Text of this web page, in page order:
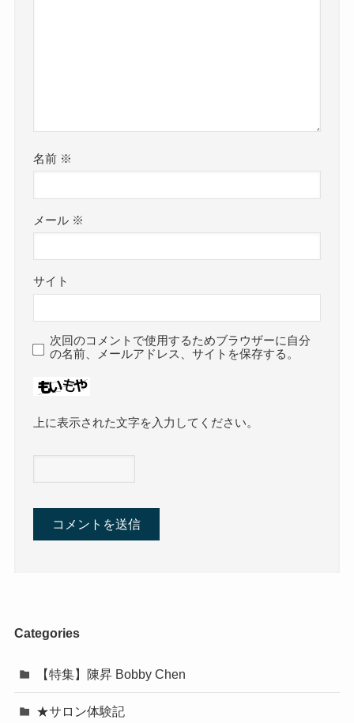
名前 ※
メール ※
サイト
次回のコメントで使用するためブラウザーに自分
の名前、メールアドレス、サイトを保存する。
上に表示された文字を入力してください。
Categories
【特集】陳昇 Bobby Chen
★サロン体験記